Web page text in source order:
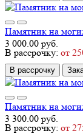
Памятник на
3 000.00 руб.
В рассрочку: от
В рассрочку
Памятник на
3 300.00 руб.
В рассрочку: от